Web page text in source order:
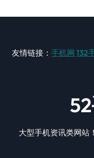
友情链接： 手机网 132
大型手机资讯类网站